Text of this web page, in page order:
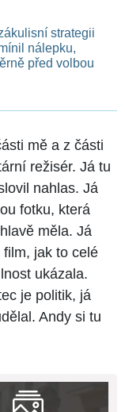
strategii
nálepku,
před volbou
mě a z části
režisér. Já tu
nahlas. Já
fotku, která
měla. Já
jak to celé
ukázala.
je politik, já
Andy si tu